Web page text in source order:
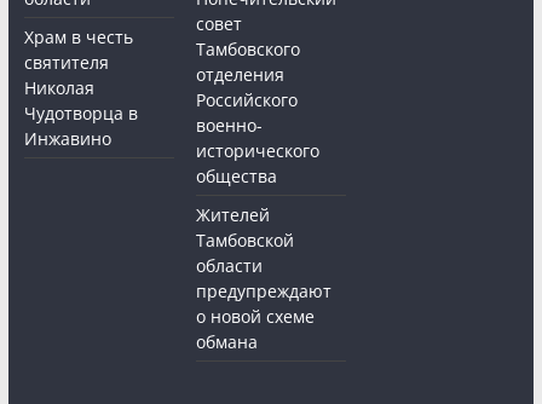
Храм в честь
святителя
Николая
Чудотворца в
Инжавино
совет
Тамбовского
отделения
Российского
военно-
исторического
общества
Жителей
Тамбовской
области
предупреждают
о новой схеме
обмана